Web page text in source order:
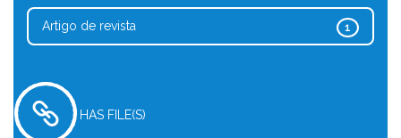
1
Artigo de revista
HAS FILE(S)